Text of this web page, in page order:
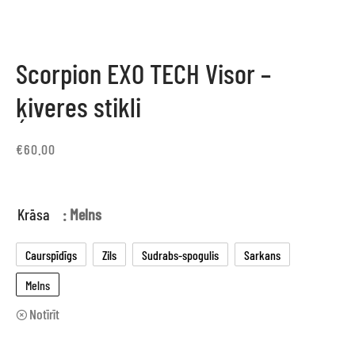
Scorpion EXO TECH Visor –
ķiveres stikli
€60.00
Krāsa : Melns
Caurspīdīgs Zils Sudrabs-spogulis
Sarkans
Melns
Notīrīt